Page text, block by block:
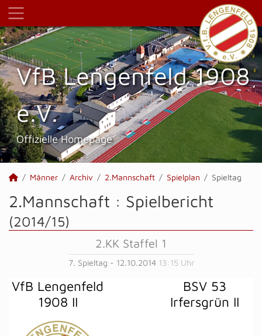
VfB Lengenfeld 1908
e.V.
Offizielle Homepage
Männer Archiv 2.Mannschaft Spielplan Spieltag
2.Mannschaft : Spielbericht
(2014/15)
2.KK Staffel 1
7. Spieltag - 12.10.2014 13:15 Uhr
VfB Lengenfeld
1908 II
BSV 53
Irfersgrün II